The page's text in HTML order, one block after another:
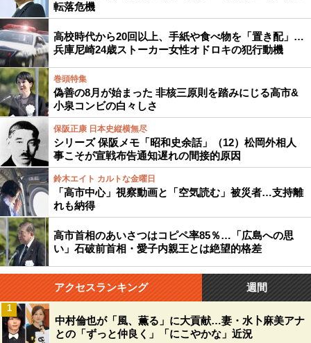
転落危機
高校時代から20回以上、手紙や食べ物を「置き配」…
兵庫尼崎24歳ストーカー女性オドロキの犯行動機
巻頭特集
偽善の8月が始まった 非核三原則を踏みにじる高市&
小泉コンビの白々しさ
保阪正康 日本史縦横無尽
シリーズ 保阪メモ「昭和史余話」（12）松岡外相人
事こそが宣戦布告通知遅れの間接的原因
鈴木エイト カルトな金曜日
「高市中心」視察動画と「空気読む」被災者…支持離
れも納得
高市首相のあいさつはコピペ率85％…「広島への思
い」石破前首相・愛子内親王とは絶望的格差
アクセスランキング 週間
中村倫也が「風、薫る」に大貢献…妻・水卜麻美アナ
との「ずっと仲良く」「にこやかな」近況
1